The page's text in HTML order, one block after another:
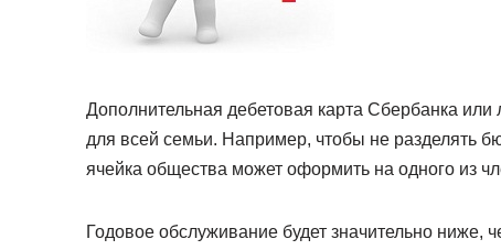
Дополнительная дебетовая карта Сбербанка
для всей семьи. Например, чтобы не разделять
ячейка общества может оформить на одного из
Годовое обслуживание будет значительно ниже,